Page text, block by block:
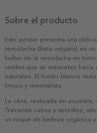
Sobre el producto
Este póster presenta una
remolacha (Beta vulgaris) en
bulbo de la remolacha en
verdes que se extienden hacia
naturales. El fondo blanco
limpio y minimalista.
La obra, realizada en acuarela,
Transmite calma y sencillez,
un toque de belleza orgánica